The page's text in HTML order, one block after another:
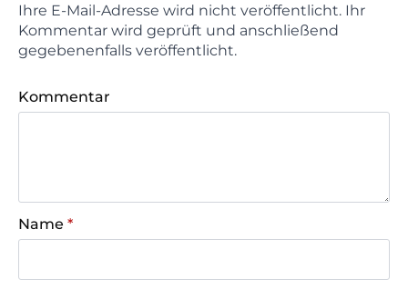
Ihre E-Mail-Adresse wird nicht veröffentlicht. Ihr
Kommentar wird geprüft und anschließend
gegebenenfalls veröffentlicht.
Kommentar
Name *